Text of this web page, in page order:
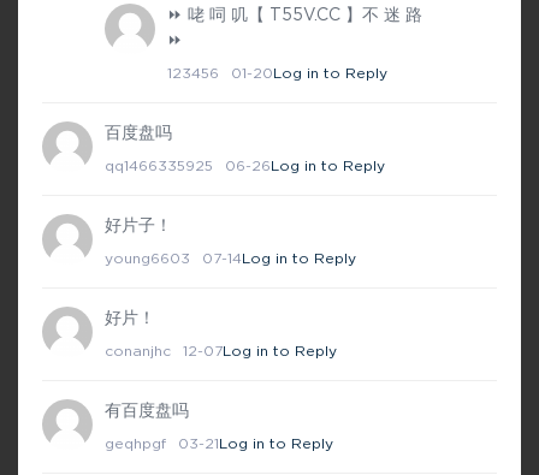
⏩ 咾 呞 叽【 T55V.CC 】不 迷 路
⏩
123456 01-20Log in to Reply
百度盘吗
qq1466335925 06-26Log in to Reply
好片子！
young6603 07-14Log in to Reply
好片！
conanjhc 12-07Log in to Reply
有百度盘吗
geqhpgf 03-21Log in to Reply